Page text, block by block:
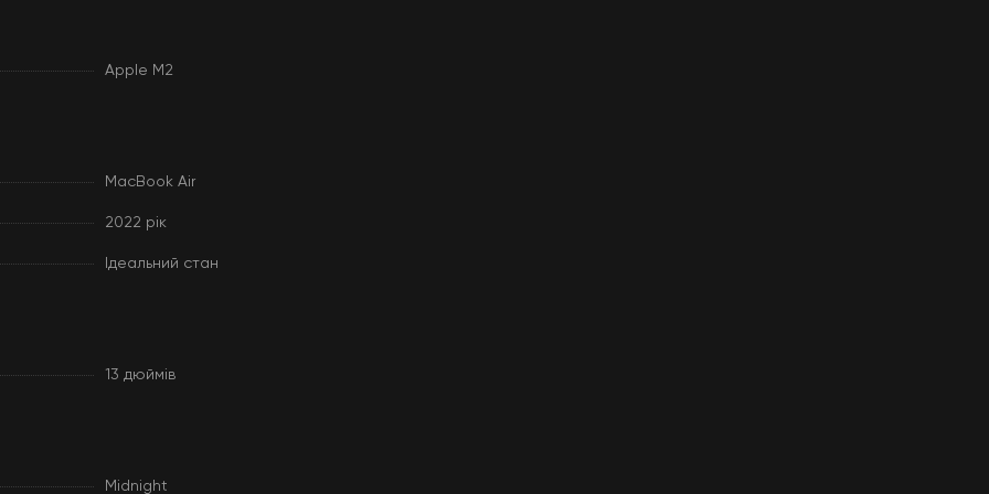
Apple M2
MacBook Air
2022 рік
Ідеальний стан
13 дюймів
Midnight